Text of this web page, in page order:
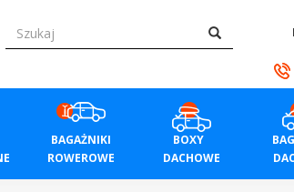
BAGAŻNIKI
ROWEROWE
BOXY
DACHOWE